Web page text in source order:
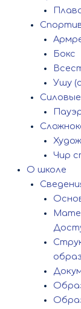
Бокс
Ушу
Силовые
Чир
О школе